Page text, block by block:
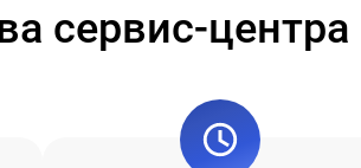
сервис-центра